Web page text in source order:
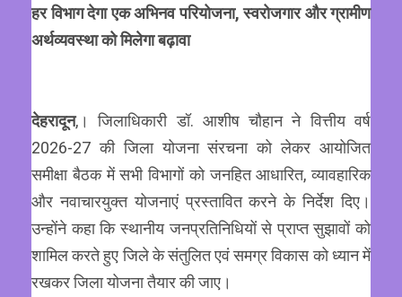
हर विभाग देगा एक अभिनव परियोजना, स्वरोजगार और ग्रामीण
अर्थव्यवस्था को मिलेगा बढ़ावा
देहरादून,। जिलाधिकारी डॉ. आशीष चौहान ने वित्तीय वर्ष
2026-27 की जिला योजना संरचना को लेकर आयोजित
समीक्षा बैठक में सभी विभागों को जनहित आधारित, व्यावहारिक
और नवाचारयुक्त योजनाएं प्रस्तावित करने के निर्देश दिए।
उन्होंने कहा कि स्थानीय जनप्रतिनिधियों से प्राप्त सुझावों को
शामिल करते हुए जिले के संतुलित एवं समग्र विकास को ध्यान में
रखकर जिला योजना तैयार की जाए।